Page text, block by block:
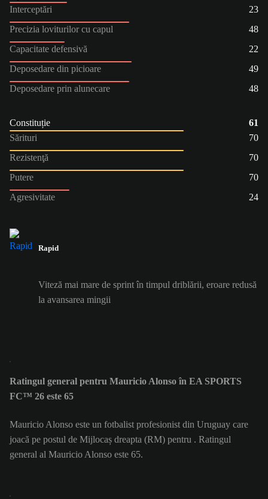
Interceptări
23
Precizia loviturilor cu capul
48
Capacitate defensivă
22
Deposedare din picioare
49
Deposedare prin alunecare
48
Constituție
61
Sărituri
70
Rezistenţă
70
Putere
70
Agresivitate
24
Rapid
Viteză mai mare de sprint în timpul driblării, eroare redusă
la avansarea mingii
Ratingul general pentru Mauricio Alonso în EA SPORTS
FC™ 26 este 65
Mauricio Alonso este un fotbalist profesionist din Uruguay care
joacă pe postul de Mijlocaș dreapta (RM) pentru . Ratingul
general al Mauricio Alonso este 65.